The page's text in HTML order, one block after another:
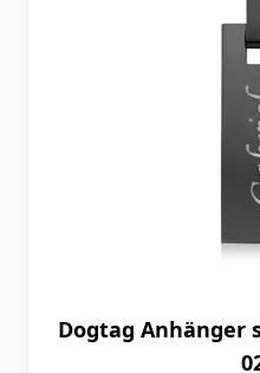
Dogtag Anhänger